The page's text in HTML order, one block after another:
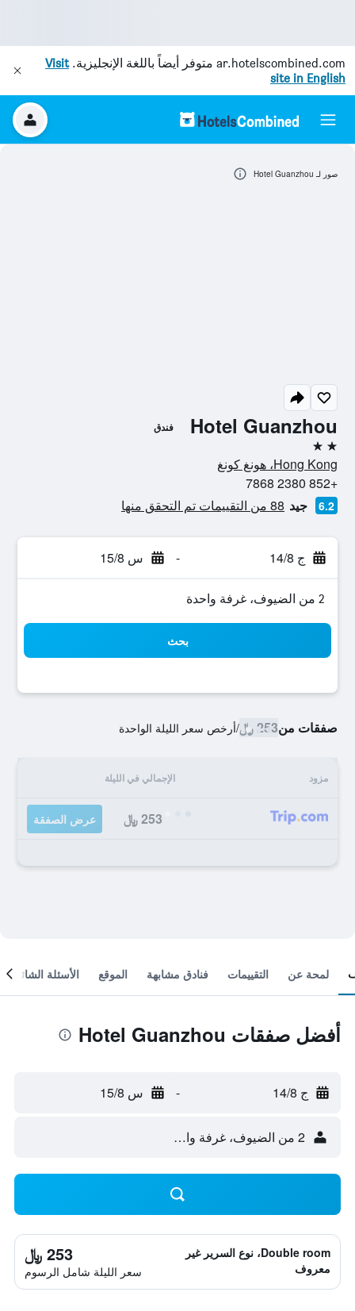
ar.hotelscombined.com متوفر أيضاً باللغة الإنجليزية.Visit
site in English
Hotel Guanzhou فندق
2 نجمتين
Hong Kong، هونغ كونغ
+852 2380 7868
6.2 جيد 88 من التقييمات تم التحقق منها
ج 14/8 - س 15/8
2 من الضيوف، غرفة واحدة
بحث
صفقات من253 ﷼ /أرخص سعر الليلة الواحدة
مزود الإجمالي في الليلة
253 ﷼ عرض الصفقة
صور لـ Hotel Guanzhou
لمحة عن التقييمات فنادق مشابهة الموقع الأسئلة الشائعة
أفضل صفقات Hotel Guanzhou
ج 14/8 - س 15/8
2 من الضيوف، غرفة واحدة
Double room، نوع السرير غير
معروف
253 ﷼
سعر الليلة شامل الرسوم